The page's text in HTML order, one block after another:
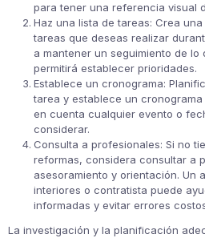
para tener una referencia visual
Haz una lista de tareas: Crea
tareas que deseas realizar
a mantener un seguimiento de
permitirá establecer prioridades.
Establece un cronograma:
tarea y establece un
en cuenta cualquier evento o
considerar.
Consulta a profesionales: Si no
reformas, considera consultar a
asesoramiento y orientación. Un
interiores o contratista puede
informadas y evitar errores
La investigación y la planificación